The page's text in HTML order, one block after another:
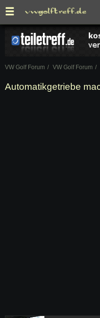
VW Golf Forum VW Golf Forum
Automatikgetriebe